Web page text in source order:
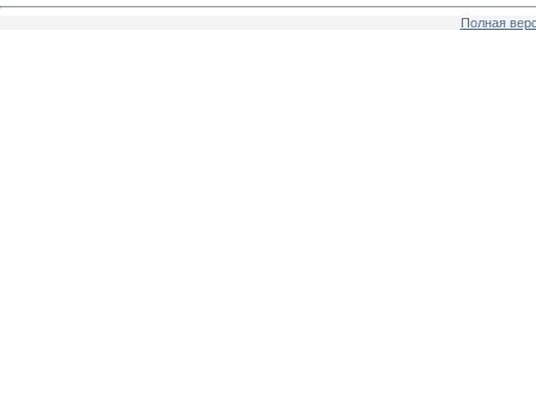
Полная